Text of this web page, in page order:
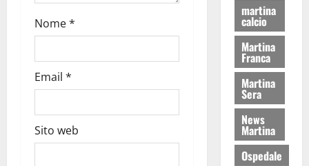
Nome*
Email *
Sito web
martina
calcio
Martina
Franca
Martina
Sera
News
Martina
Ospedale